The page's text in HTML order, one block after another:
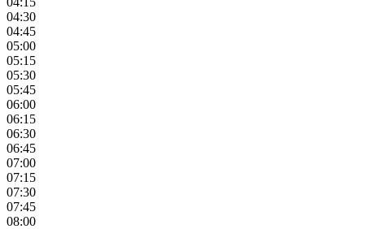
04:30
04:45
05:00
05:15
05:30
05:45
06:00
06:15
06:30
06:45
07:00
07:15
07:30
07:45
08:00